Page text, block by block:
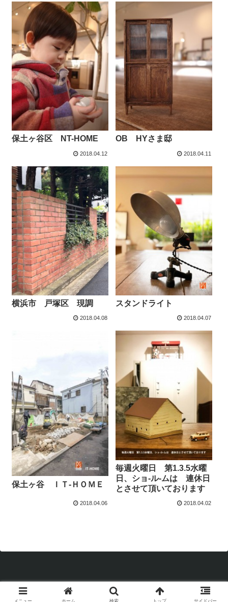
保土ヶ谷区 NT-HOME
2018.04.12
OB HYさま邸
2018.04.11
横浜市 戸塚区 現調
2018.04.08
スタンドライト
2018.04.07
保土ヶ谷 ＩＴ-ＨＯＭＥ
2018.04.06
毎週火曜日 第1.3.5水曜
日、ショ-ル-ムは 連休日
とさせて頂いております
2018.04.02
Copyright © 1998 P's supply inc. All Rights Reserved.
メニュー ホーム 検索 トップ サイドバー